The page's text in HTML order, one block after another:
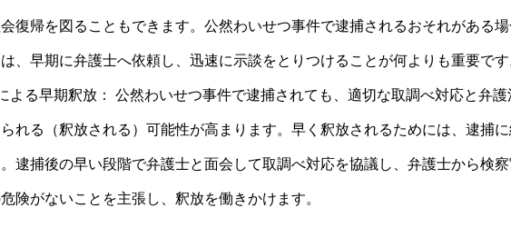
復帰を図ることもできます。公然わいせつ事件で逮捕されるおそれがある
、早期に弁護士へ依頼し、迅速に示談をとりつけることが何よりも重要です
よる早期釈放： 公然わいせつ事件で逮捕されても、適切な取調べ対応と弁
れる（釈放される）可能性が高まります。早く釈放されるためには、逮捕
逮捕後の早い段階で弁護士と面会して取調べ対応を協議し、弁護士から検
険がないことを主張し、釈放を働きかけます。